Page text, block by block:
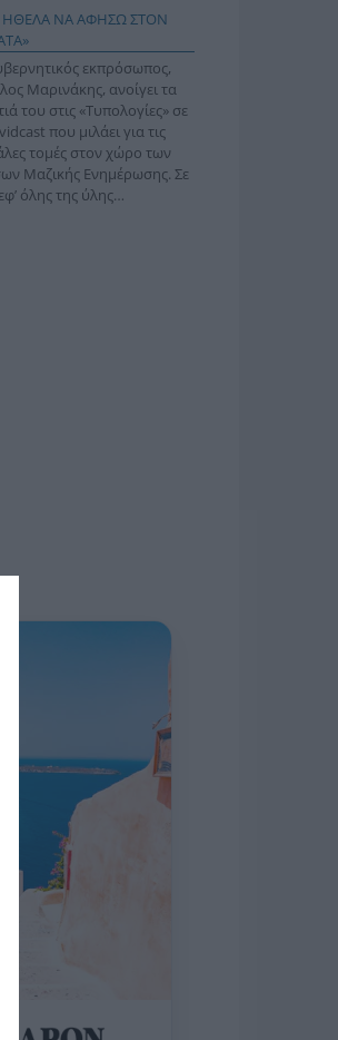
ΗΘΕΛΑ ΝΑ ΑΦΗΣΩ ΣΤΟΝ
εκπρόσωπος,
Μαρινάκης, ανοίγει τα
του στις «Τυπολογίες» σε
που μιλάει για τις
τομές στον χώρο των
Μαζικής Ενημέρωσης. Σε
όλης της ύλης